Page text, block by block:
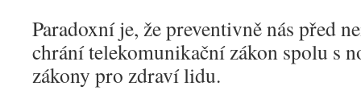
Paradoxní je, že preventivně nás před
chrání telekomunikační zákon spolu s
zákony pro zdraví lidu.